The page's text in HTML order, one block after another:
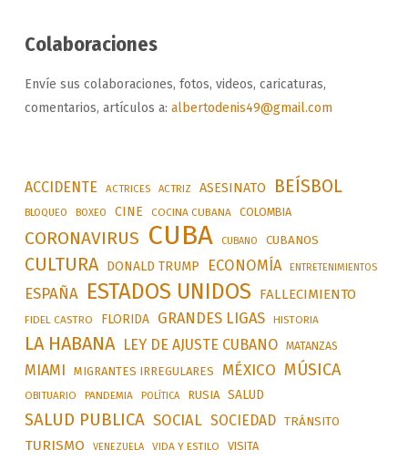
Colaboraciones
Envíe sus colaboraciones, fotos, videos, caricaturas,
comentarios, artículos a: albertodenis49@gmail.com
ACCIDENTE ACTRICES ACTRIZ ASESINATO BEÍSBOL
BLOQUEO BOXEO CINE COCINA CUBANA COLOMBIA
CORONAVIRUS CUBA CUBANO CUBANOS
CULTURA DONALD TRUMP ECONOMÍA ENTRETENIMIENTOS
ESPAÑA ESTADOS UNIDOS FALLECIMIENTO
FIDEL CASTRO FLORIDA GRANDES LIGAS HISTORIA
LA HABANA LEY DE AJUSTE CUBANO MATANZAS
MIAMI MIGRANTES IRREGULARES MÉXICO MÚSICA
OBITUARIO PANDEMIA POLÍTICA RUSIA SALUD
SALUD PUBLICA SOCIAL SOCIEDAD TRÁNSITO
TURISMO VENEZUELA VIDA Y ESTILO VISITA